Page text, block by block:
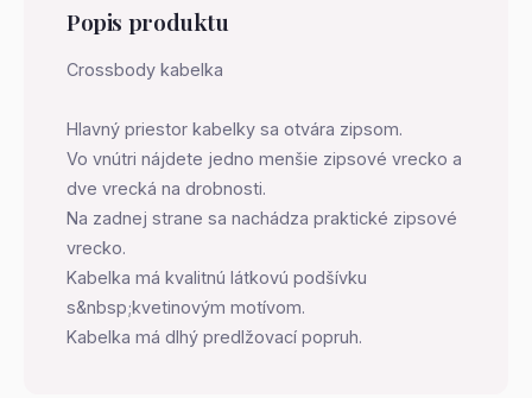
Popis produktu
Crossbody kabelka
Hlavný priestor kabelky sa otvára zipsom.
Vo vnútri nájdete jedno menšie zipsové vrecko a
dve vrecká na drobnosti.
Na zadnej strane sa nachádza praktické zipsové
vrecko.
Kabelka má kvalitnú látkovú podšívku
s&nbsp;kvetinovým motívom.
Kabelka má dlhý predlžovací popruh.